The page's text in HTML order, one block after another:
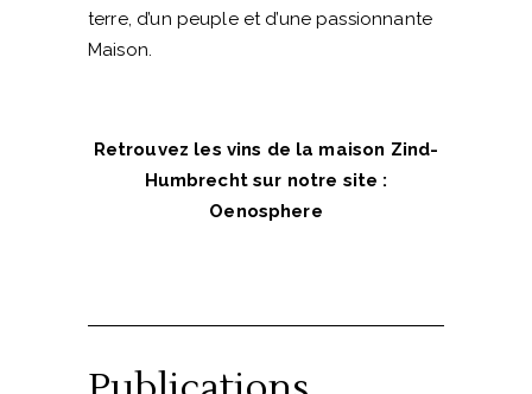
terre, d’un peuple et d’une passionnante
Maison.
Retrouvez les vins de la maison Zind-
Humbrecht sur notre site :
Oenosphere